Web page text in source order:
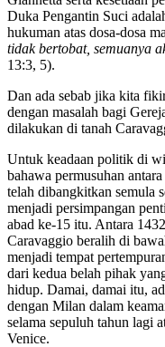
Duka Pengantin Suci
hukuman atas dosa-dosa
tidak bertobat, semuanya
13:3, 5).
Dan ada sebab jika kita
dengan masalah bagi
dilakukan di tanah
Untuk keadaan politik di
bahawa permusuhan
telah dibangkitkan semula
menjadi persimpangan
abad ke-15 itu. Antara
Caravaggio beralih di
menjadi tempat
dari kedua belah pihak
hidup. Damai, damai itu,
dengan Milan dalam
selama sepuluh tahun lagi
Venice.